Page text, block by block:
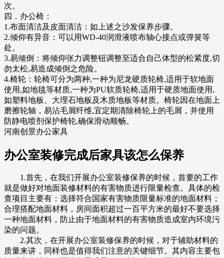
次。
四．办公椅：
1.布面清洁及皮面清洁：如上述之沙发保养步骤。
2.倾仰有异音：可以用WD-40润滑液喷布轴心接点或弹簧等
处。
3.易倾倒：将倾仰张力调整钮调整至适合自己体型的松紧度,切
勿太松,易造成倾倒之危险。
4.椅轮：轮椅可分为两种,一种为尼龙硬质轮椅,适用于软地面
使用,如地毯等材质,一种为PU软质轮椅,适用于硬质地面使用,
如塑料地板、大理石地板及木质地板等材质。椅轮因在地面上
磨擦轮轴，易沾毛屑纤维,宜定期清除椅轮上的毛屑，并使用
防静电喷剂保护椅轮,确保滑动顺畅。
河南创景办公家具
办公室装修完成后家具该怎么保养
1.首先，在我们开展办公室装修保养的时候，首要的工作
就是做好对地面装修材料的有害物质进行限量检查。具体的检
查项目主要有：选择符合国家有害物质限量标准的地面材料；
合理搭配地面材料，房间面积超过一百平方米的最好不要选择
一种地面材料，防止由于地面材料的有害物质造成室内环境污
染的问题。
2.其次，在开展办公室装修保养的时候，对于辅助材料的
质量来讲，同样也是值得我们注意的关键细节。其内容主要包